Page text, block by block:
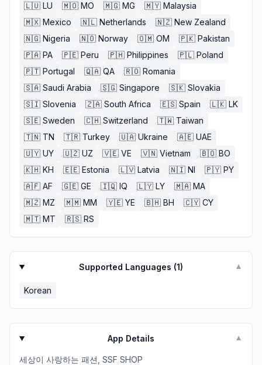
🇱🇺 LU 🇲🇴 MO 🇲🇬 MG 🇲🇾 Malaysia
🇲🇽 Mexico 🇳🇱 Netherlands 🇳🇿 New Zealand
🇳🇬 Nigeria 🇳🇴 Norway 🇴🇲 OM 🇵🇰 Pakistan
🇵🇦 PA 🇵🇪 Peru 🇵🇭 Philippines 🇵🇱 Poland
🇵🇹 Portugal 🇶🇦 QA 🇷🇴 Romania
🇸🇦 Saudi Arabia 🇸🇬 Singapore 🇸🇰 Slovakia
🇸🇮 Slovenia 🇿🇦 South Africa 🇪🇸 Spain 🇱🇰 LK
🇸🇪 Sweden 🇨🇭 Switzerland 🇹🇼 Taiwan
🇹🇳 TN 🇹🇷 Turkey 🇺🇦 Ukraine 🇦🇪 UAE
🇺🇾 UY 🇺🇿 UZ 🇻🇪 VE 🇻🇳 Vietnam 🇧🇴 BO
🇰🇭 KH 🇪🇪 Estonia 🇱🇻 Latvia 🇳🇮 NI 🇵🇾 PY
🇦🇫 AF 🇬🇪 GE 🇮🇶 IQ 🇱🇾 LY 🇲🇦 MA
🇲🇿 MZ 🇲🇲 MM 🇾🇪 YE 🇧🇭 BH 🇨🇾 CY
🇲🇹 MT 🇷🇸 RS
Supported Languages (1) ▼
Korean
App Details ▼
세상이 사랑하는 패션, SSF SHOP